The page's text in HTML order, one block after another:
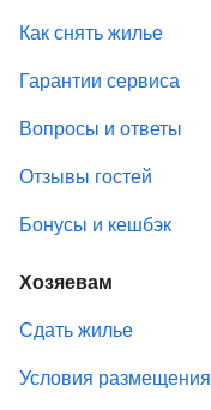
Как снять жилье
Гарантии сервиса
Вопросы и ответы
Отзывы гостей
Бонусы и кешбэк
Хозяевам
Сдать жилье
Условия размещения